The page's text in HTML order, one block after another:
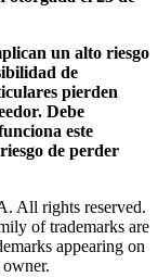
un alto riesgo
de
pierden
Debe
este
de perder
All rights reserved.
of trademarks are
appearing on